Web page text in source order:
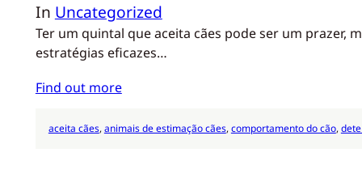
In Uncategorized
Ter um quintal que aceita cães pode ser um prazer,
estratégias eficazes…
Find out more
aceita cães, animais de estimação cães, comportamento do cão,